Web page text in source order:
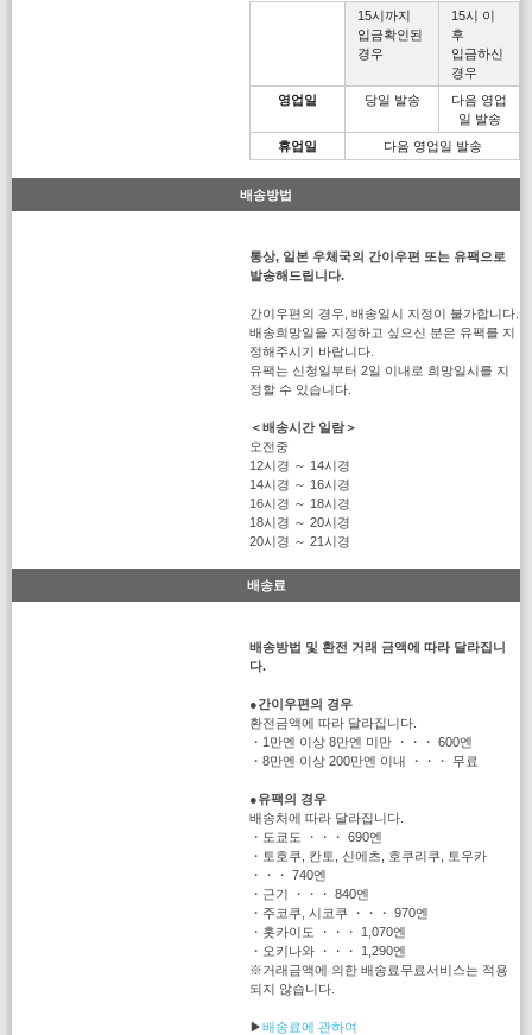
15시까지
입금확인된
경우
15시 이
후
입금하신
경우
영업일
당일 발송
다음 영업
일 발송
휴업일
다음 영업일 발송
배송방법
통상, 일본 우체국의 간이우편 또는 유팩으로
발송해드립니다.
간이우편의 경우, 배송일시 지정이 불가합니다.
배송희망일을 지정하고 싶으신 분은 유팩를 지
정해주시기 바랍니다.
유팩는 신청일부터 2일 이내로 희망일시를 지
정할 수 있습니다.
＜배송시간 일람＞
오전중
12시경 ～ 14시경
14시경 ～ 16시경
16시경 ～ 18시경
18시경 ～ 20시경
20시경 ～ 21시경
배송료
배송방법 및 환전 거래 금액에 따라 달라집니
다.
●간이우편의 경우
환전금액에 따라 달라집니다.
・1만엔 이상 8만엔 미만 ・・・ 600엔
・8만엔 이상 200만엔 이내 ・・・ 무료
●유팩의 경우
배송처에 따라 달라집니다.
・도쿄도 ・・・ 690엔
・토호쿠, 칸토, 신에츠, 호쿠리쿠, 토우카
・・・ 740엔
・근기 ・・・ 840엔
・주코쿠, 시코쿠 ・・・ 970엔
・홋카이도 ・・・ 1,070엔
・오키나와 ・・・ 1,290엔
※거래금액에 의한 배송료무료서비스는 적용
되지 않습니다.
▶배송료에 관하여